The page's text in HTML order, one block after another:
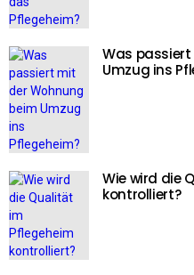
Was
Umzug ins
Wie wird die
kontrolliert?